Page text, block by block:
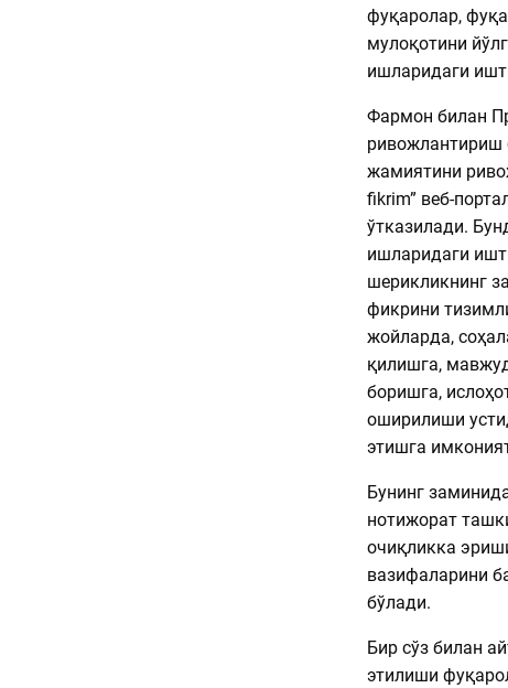
фуқаролар,
мулоқотини
ишларидаги
Фармон билан
ривожлантириш
жамиятини
fikrim” веб-
ўтказилади.
ишларидаги
шерикликнинг
фикрини
жойларда,
қилишга,
боришга,
оширилиши
этишга
Бунинг
нотижорат
очиқликка
вазифаларини
бўлади.
Бир сўз билан
этилиши